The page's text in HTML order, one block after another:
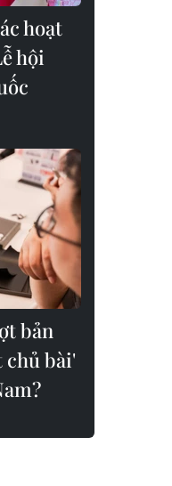
hoạt
hội
bản
bài'